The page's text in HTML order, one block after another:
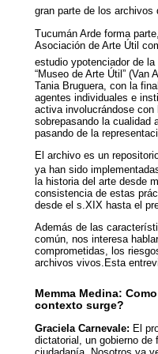
gran parte de los archivos
Tucumán Arde forma
Asociación de Arte Útil
estudio ypotenciador de
“Museo de Arte Útil”
Tania Bruguera, con la
agentes individuales e
activa involucrándose
sobrepasando la cualidad
pasando de la
El archivo es un
ya han sido
la historia del arte desde
consistencia de estas
desde el s.XIX hasta el
Además de las
común, nos interesa
comprometidas, los
archivos vivos.Esta
Memma Medina:
contexto surge?
Graciela Carnevale: El
dictatorial, un gobierno